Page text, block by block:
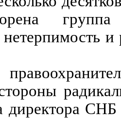
группа
директора